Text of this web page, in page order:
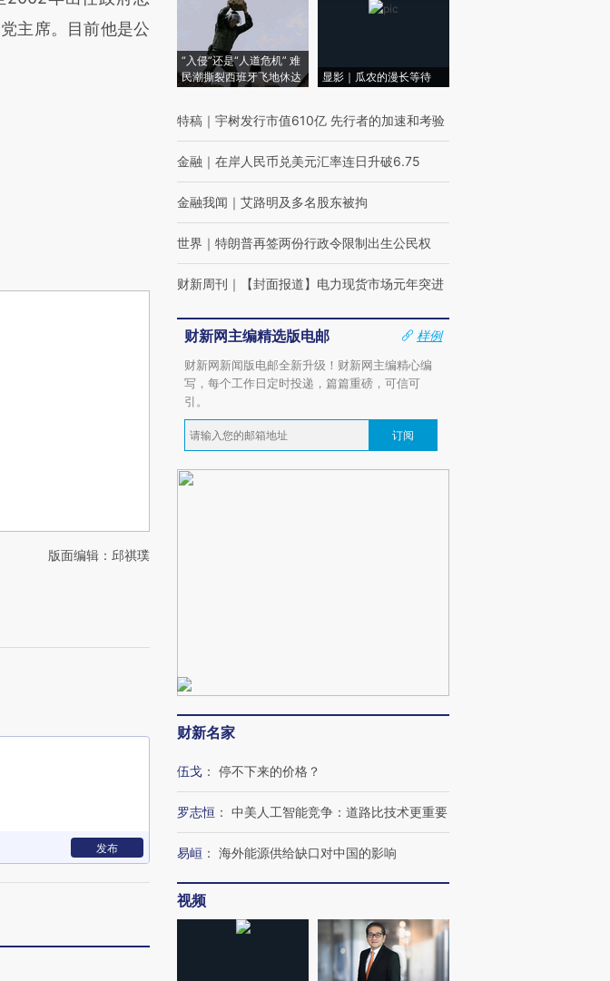
主席。目前他是公
版面编辑：邱祺璞
发布
“入侵”还是“人道危机” 难
民潮撕裂西班牙飞地休达
显影｜瓜农的漫长等待
特稿 ｜ 宇树发行市值610亿 先行者的加速和考验
金融 ｜ 在岸人民币兑美元汇率连日升破6.75
金融我闻 ｜ 艾路明及多名股东被拘
世界 ｜ 特朗普再签两份行政令限制出生公民权
财新周刊 ｜ 【封面报道】电力现货市场元年突进
财新网主编精选版电邮
样例
财新网新闻版电邮全新升级！财新网主编精心编
写，每个工作日定时投递，篇篇重磅，可信可
引。
订阅
财新名家
伍戈 ： 停不下来的价格？
罗志恒 ： 中美人工智能竞争：道路比技术更重要
易峘 ： 海外能源供给缺口对中国的影响
视频